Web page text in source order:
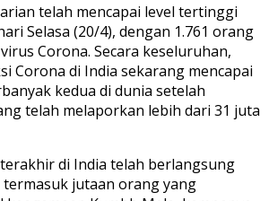
telah mencapai level tertinggi
Selasa (20/4), dengan 1.761 orang
Corona. Secara keseluruhan,
Corona di India sekarang mencapai
kedua di dunia setelah
telah melaporkan lebih dari 31 juta
di India telah berlangsung
jutaan orang yang